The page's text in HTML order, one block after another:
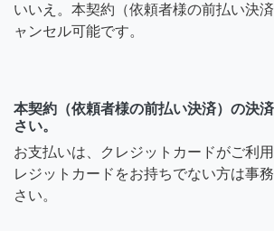
いいえ。本契約（依頼者様の前払い決
ャンセル可能です。
本契約（依頼者様の前払い決済）の決
さい。
お支払いは、クレジットカードがご利
レジットカードをお持ちでない方は事
さい。